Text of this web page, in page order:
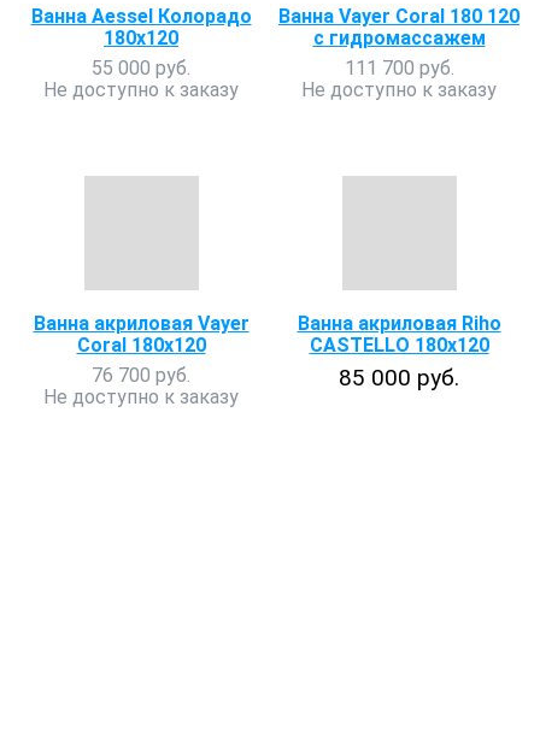
Ванна Aessel Колорадо
180х120
55 000 руб.
Не доступно к заказу
Ванна Vayer Coral 180 120
с гидромассажем
111 700 руб.
Не доступно к заказу
Ванна акриловая Vayer
Coral 180х120
76 700 руб.
Не доступно к заказу
Ванна акриловая Riho
CASTELLO 180x120
85 000 руб.